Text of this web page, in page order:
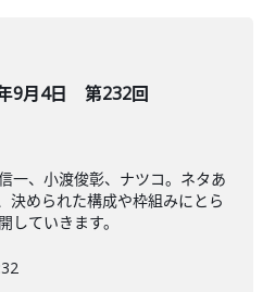
9月4日 第232回
一、小渡俊彰、ナツコ。ネタあ
決められた構成や枠組みにとら
していきます。